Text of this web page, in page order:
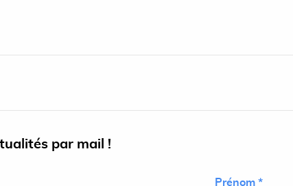
par mail !
Prénom *